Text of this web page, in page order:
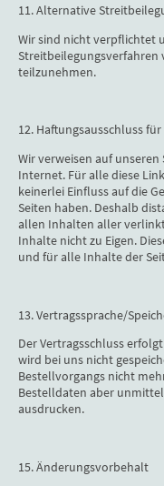
11. Alternative
Wir sind nicht verpflichtet
Streitbeilegungsverfahren
teilzunehmen.
12. Haftungsausschluss
Wir verweisen auf
Internet. Für alle diese
keinerlei Einfluss auf die
Seiten haben. Deshalb
allen Inhalten aller
Inhalte nicht zu Eigen.
und für alle Inhalte der
13. Vertragssprache/
Der Vertragsschluss
wird bei uns nicht
Bestellvorgangs nicht
Bestelldaten aber
ausdrucken.
15. Änderungsvorbehalt